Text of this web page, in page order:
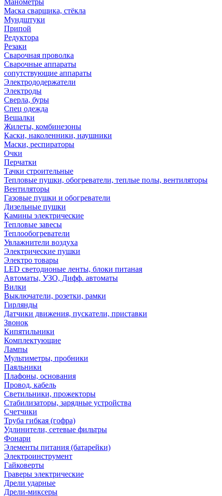
Манометры
Маска сварщика, стёкла
Мундштуки
Припой
Редуктора
Резаки
Сварочная проволка
Сварочные аппараты
сопутствующие аппараты
Электрододержатели
Электроды
Сверла, буры
Спец одежда
Вешалки
Жилеты, комбинезоны
Каски, наколенники, наушники
Маски, респираторы
Очки
Перчатки
Тачки строительные
Тепловые пушки, обогреватели, теплые полы, вентиляторы
Вентиляторы
Газовые пушки и обогреватели
Дизельные пушки
Камины электрические
Тепловые завесы
Теплообогреватели
Увлажнители воздуха
Электрические пушки
Электро товары
LED светодионые ленты, блоки питаная
Автоматы, УЗО, Дифф. автоматы
Вилки
Выключатели, розетки, рамки
Гирлянды
Датчики движения, пускатели, приставки
Звонок
Кипятильники
Комплектующие
Лампы
Мультиметры, пробники
Паяльники
Плафоны, основания
Провод, кабель
Светильники, прожекторы
Стабилизаторы, зарядные устройства
Счетчики
Труба гибкая (гофра)
Удлинители, сетевые фильтры
Фонари
Элементы питания (батарейки)
Электроинструмент
Гайковерты
Граверы электрические
Дрели ударные
Дрели-миксеры